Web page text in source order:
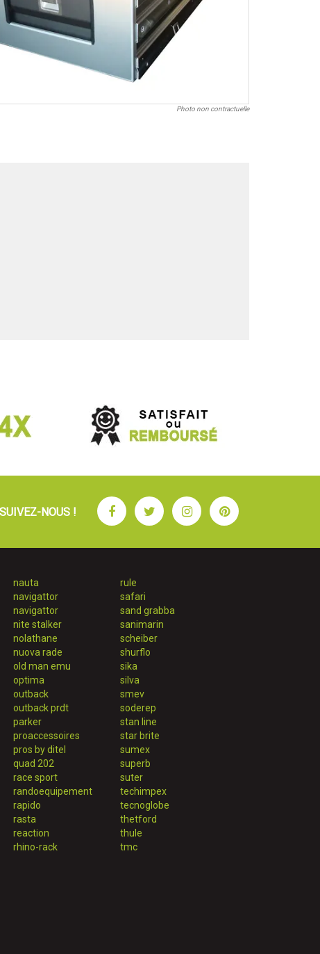
Photo non contractuelle
SUIVEZ-NOUS ! FacebookTwitterInstagramPinterest
nauta
navigattor
navigattor
nite stalker
nolathane
nuova rade
old man emu
optima
outback
outback prdt
parker
proaccessoires
pros by ditel
quad 202
race sport
randoequipement
rapido
rasta
reaction
rhino-rack
rule
safari
sand grabba
sanimarin
scheiber
shurflo
sika
silva
smev
soderep
stan line
star brite
sumex
superb
suter
techimpex
tecnoglobe
thetford
thule
tmc